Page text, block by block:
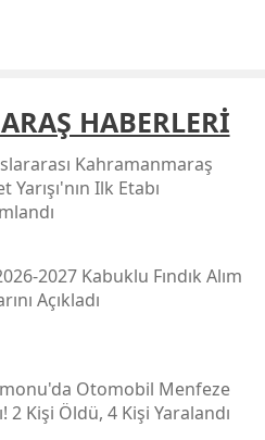
HABERLERİ
Kahramanmaraş
Yarışı'nın Ilk Etabı
2027 Kabuklu Fındık Alım
Açıkladı
Otomobil Menfeze
2 Kişi Öldü, 4 Kişi Yaralandı